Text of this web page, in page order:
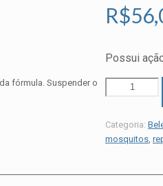
R$
Possui
Categoria:
mosquitos,
fórmula. Suspender o